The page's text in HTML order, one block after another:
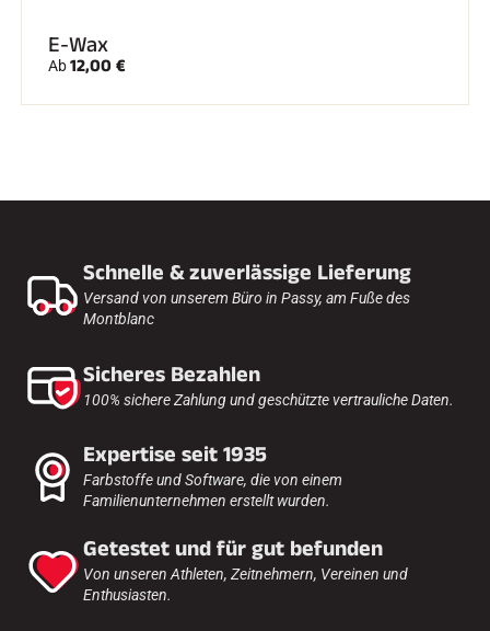
E-Wax
Ab12,00 €
Schnelle & zuverlässige Lieferung
Versand von unserem Büro in Passy, am Fuße des
Montblanc
Sicheres Bezahlen
100% sichere Zahlung und geschützte vertrauliche Daten.
Expertise seit 1935
Farbstoffe und Software, die von einem
Familienunternehmen erstellt wurden.
Getestet und für gut befunden
Von unseren Athleten, Zeitnehmern, Vereinen und
Enthusiasten.